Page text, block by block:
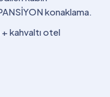
konaklama.
kahvaltı otel